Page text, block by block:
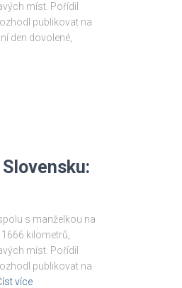
míst. Pořídil
publikovat na
den dovolené,
s manželkou na
kilometrů,
míst. Pořídil
publikovat na
více